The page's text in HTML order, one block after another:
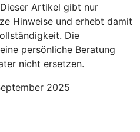
Artikel gibt nur
Hinweise und erhebt damit
Die
persönliche Beratung
nicht ersetzen.
2025